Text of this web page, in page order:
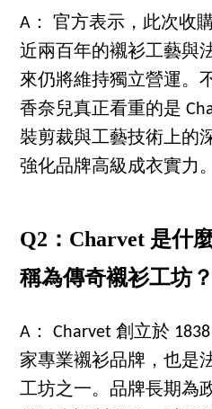
A： 官方表示，此次收
近兩百年的襯衫工藝與
來仍將維持獨立營運。
香奈兒真正看重的是
裝剪裁與工藝技術上的
強化品牌高級成衣實力。
Q2：Charvet 是什
稱為傳奇襯衫工坊？
A： Charvet 創立於
家專業襯衫品牌，也是
工坊之一。品牌長期為